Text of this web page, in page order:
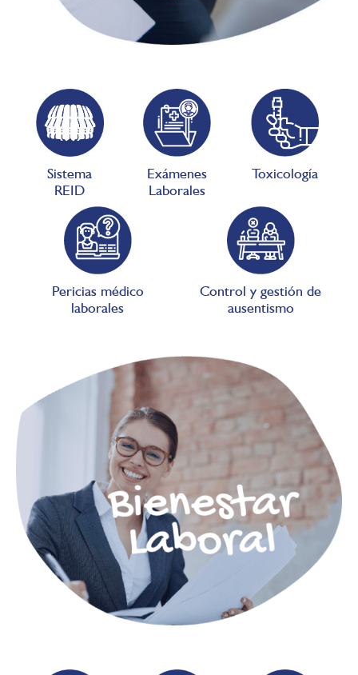
Sistema
REID
Exámenes
Laborales
Toxicología
Pericias médico
laborales
Control y gestión de
ausentismo